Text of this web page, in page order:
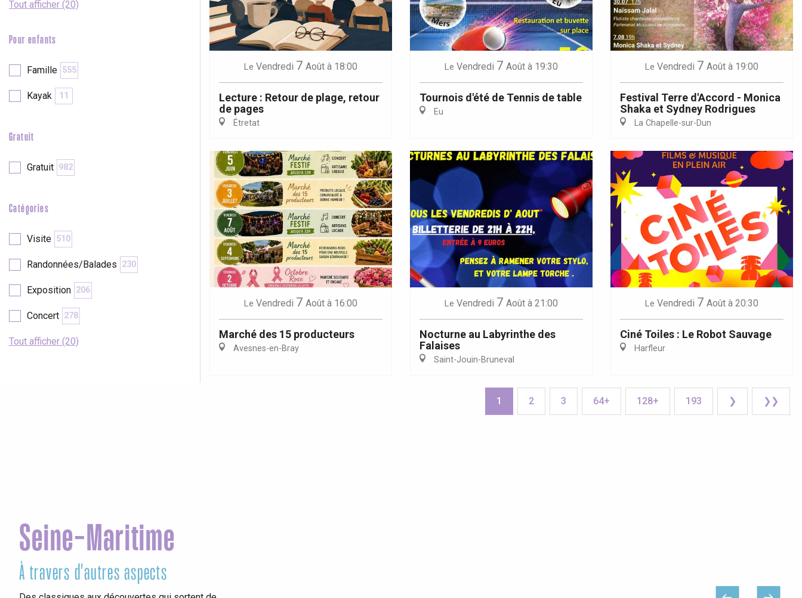
Tout afficher (20)
Pour enfants
Famille 555
Kayak 11
Gratuit
Gratuit 982
Catégories
Visite 510
Randonnées/Balades 230
Exposition 206
Concert 278
Tout afficher (20)
Le Vendredi 7 Août à 18:00
Lecture : Retour de plage, retour
de pages
Étretat
Le Vendredi 7 Août à 19:30
Tournois d'été de Tennis de table
Eu
Le Vendredi 7 Août à 19:00
Festival Terre d'Accord - Monica
Shaka et Sydney Rodrigues
La Chapelle-sur-Dun
Le Vendredi 7 Août à 16:00
Marché des 15 producteurs
Avesnes-en-Bray
Le Vendredi 7 Août à 21:00
Nocturne au Labyrinthe des
Falaises
Saint-Jouin-Bruneval
Le Vendredi 7 Août à 20:30
Ciné Toiles : Le Robot Sauvage
Harfleur
1 2 3 64+ 128+ 193 ❯ ❯❯
Seine-Maritime
À travers d'autres aspects